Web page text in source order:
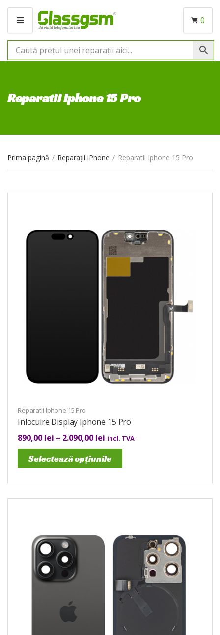
M
N
I
0
Reparatii Iphone 15 Pro
Prima pagină / Reparații iPhone / Reparatii Iphone 15 Pro
Reparatii Iphone 15 Pro
Inlocuire Display Iphone 15 Pro
890,00 lei – 2.090,00 lei incl. TVA
Selectează opțiunile